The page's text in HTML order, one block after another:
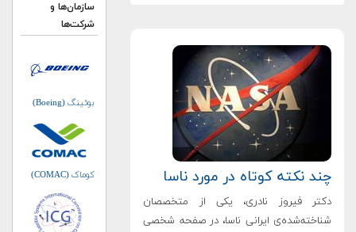
چند نکته کوتاه در مورد ناسا
دکتر فیروز نادری، یکی از متخصصان
شناخته‌شده‌ی ایرانی ناسا، در صفحه شخصی
سازمان‌ها و
شرکت‌ها
بوئینگ (Boeing)
کوماک (COMAC)